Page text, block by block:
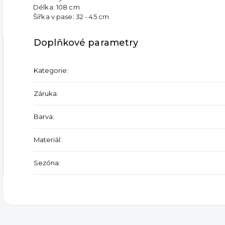
Délka: 108 cm
Šířka v pase: 32 - 45 cm
Doplňkové parametry
Kategorie:
Záruka:
Barva:
Materiál:
Sezóna: